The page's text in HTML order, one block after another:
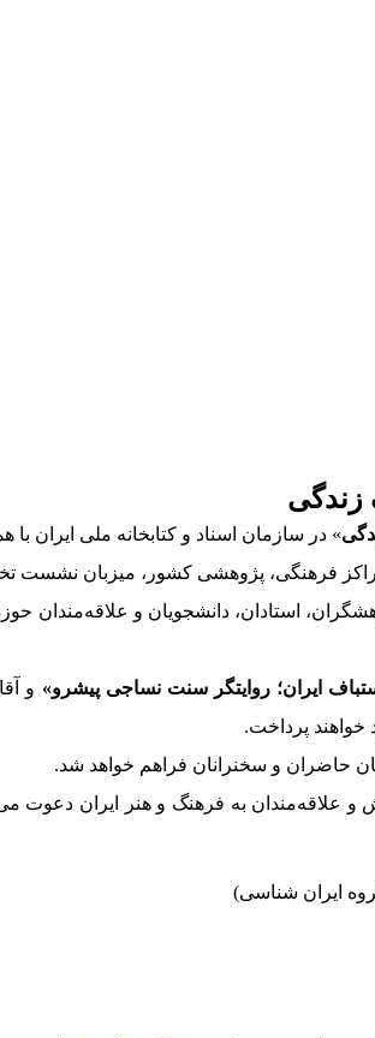
زندگی
» در سازمان اسناد و کتابخانه ملی ایران
مراکز فرهنگی، پژوهشی کشور، میزبان نشست
۱۴۰۵ با حضور جمعی از پژوهشگران، استادان،
ایران؛ روایتگر سنت نساجی پیشرو» و
خواهند پرداخت.
حاضران و سخنرانان فراهم خواهد شد.
و علاقه‌مندان به فرهنگ و هنر ایران
ایران شناسی)